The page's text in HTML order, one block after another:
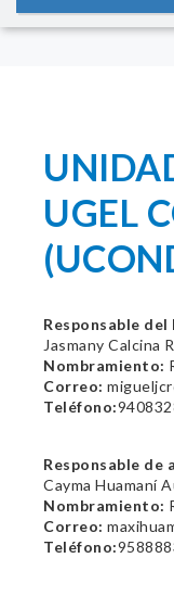
UGEL
Responsable
Jasmany Calcina
Nombramiento:
Correo:
Teléfono:
Responsable de
Cayma Huamaní
Nombramiento:
Correo:
Teléfono: